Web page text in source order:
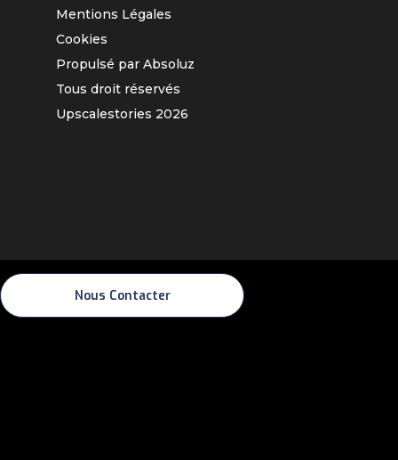
Mentions Légales
Cookies
Propulsé par Absoluz
Tous droit réservés
Upscalestories 2026
Nous Contacter